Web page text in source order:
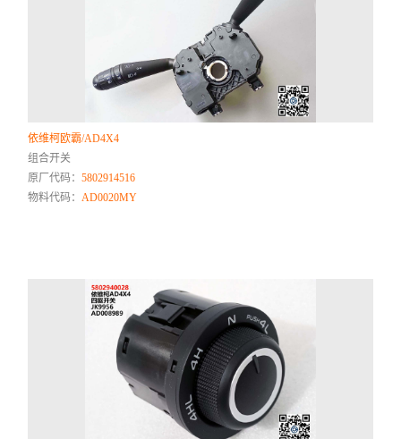
依维柯欧霸/AD4X4
组合开关
原厂代码：5802914516
物料代码： AD0020MY